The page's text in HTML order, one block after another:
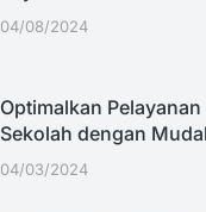
04/08/2024
Optimalkan Pelayanan
Sekolah dengan
04/03/2024